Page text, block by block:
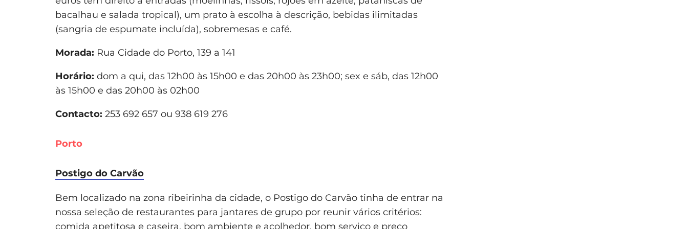
bacalhau e salada tropical), um prato à escolha à descrição, bebidas ilimitadas
(sangria de espumate incluída), sobremesas e café.
Morada: Rua Cidade do Porto, 139 a 141
Horário: dom a qui, das 12h00 às 15h00 e das 20h00 às 23h00; sex e sáb, das 12h00
às 15h00 e das 20h00 às 02h00
Contacto: 253 692 657 ou 938 619 276
Porto
Postigo do Carvão
Bem localizado na zona ribeirinha da cidade, o Postigo do Carvão tinha de entrar na
nossa seleção de restaurantes para jantares de grupo por reunir vários critérios:
comida apetitosa e caseira, bom ambiente e acolhedor, bom serviço e preço